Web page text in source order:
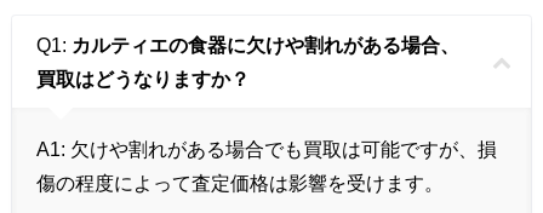
Q1: カルティエの食器に欠けや割れがある場合、
買取はどうなりますか？
A1: 欠けや割れがある場合でも買取は可能ですが、損
傷の程度によって査定価格は影響を受けます。